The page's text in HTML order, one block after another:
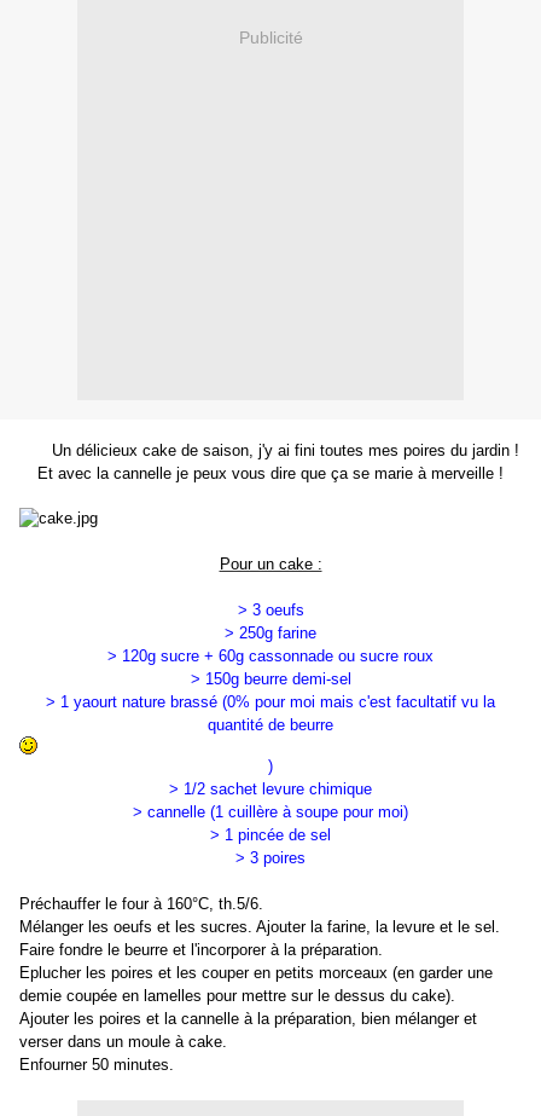
Publicité
Un délicieux cake de saison, j'y ai fini toutes mes poires du jardin !
Et avec la cannelle je peux vous dire que ça se marie à merveille !
Pour un cake :
> 3 oeufs
> 250g farine
> 120g sucre + 60g cassonnade ou sucre roux
> 150g beurre demi-sel
> 1 yaourt nature brassé (0% pour moi mais c'est facultatif vu la
quantité de beurre
)
> 1/2 sachet levure chimique
> cannelle (1 cuillère à soupe pour moi)
> 1 pincée de sel
> 3 poires
Préchauffer le four à 160°C, th.5/6.
Mélanger les oeufs et les sucres. Ajouter la farine, la levure et le sel.
Faire fondre le beurre et l'incorporer à la préparation.
Eplucher les poires et les couper en petits morceaux (en garder une
demie coupée en lamelles pour mettre sur le dessus du cake).
Ajouter les poires et la cannelle à la préparation, bien mélanger et
verser dans un moule à cake.
Enfourner 50 minutes.